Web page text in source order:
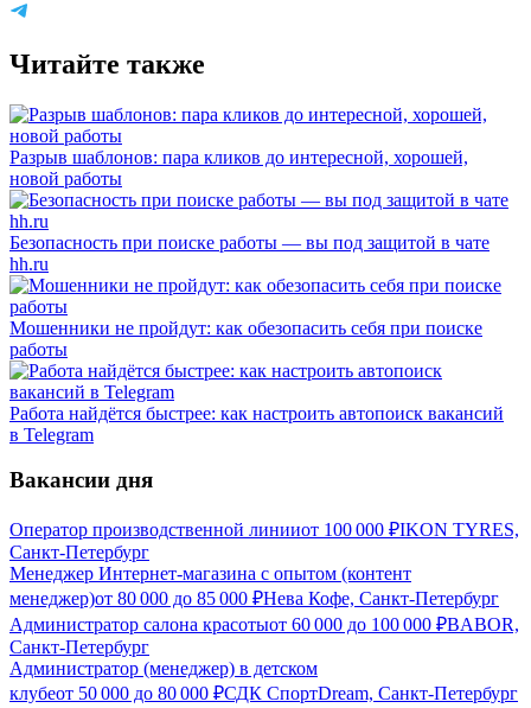
Читайте также
Разрыв шаблонов: пара кликов до интересной, хорошей,
новой работы
Безопасность при поиске работы — вы под защитой в чате
hh.ru
Мошенники не пройдут: как обезопасить себя при поиске
работы
Работа найдётся быстрее: как настроить автопоиск вакансий
в Telegram
Вакансии дня
Оператор производственной линииот 100 000 ₽IKON TYRES,
Санкт-Петербург
Менеджер Интернет-магазина с опытом (контент
менеджер)от 80 000 до 85 000 ₽Нева Кофе, Санкт-Петербург
Администратор салона красотыот 60 000 до 100 000 ₽BABOR,
Санкт-Петербург
Администратор (менеджер) в детском
клубеот 50 000 до 80 000 ₽СДК СпортDream, Санкт-Петербург